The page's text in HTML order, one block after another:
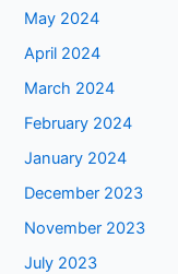
May 2024
April 2024
March 2024
February 2024
January 2024
December 2023
November 2023
July 2023